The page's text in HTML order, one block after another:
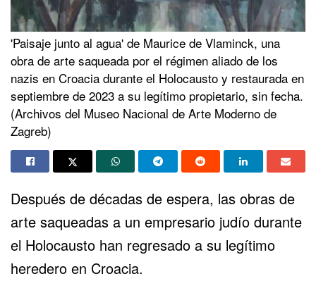
'Paisaje junto al agua' de Maurice de Vlaminck, una
obra de arte saqueada por el régimen aliado de los
nazis en Croacia durante el Holocausto y restaurada en
septiembre de 2023 a su legítimo propietario, sin fecha.
(Archivos del Museo Nacional de Arte Moderno de
Zagreb)
Después de décadas de espera, las obras de
arte saqueadas a un empresario judío durante
el Holocausto han regresado a su legítimo
heredero en Croacia.